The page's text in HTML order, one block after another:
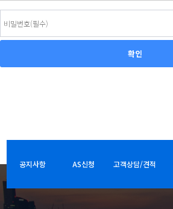
공지사항 AS신청 고객상담/견적